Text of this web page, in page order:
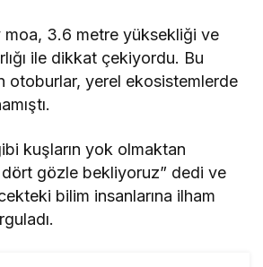
moa, 3.6 metre yüksekliği ve
ile dikkat çekiyordu. Bu
otoburlar, yerel ekosistemlerde
kuşların yok olmaktan
dört gözle bekliyoruz” dedi ve
bilim insanlarına ilham